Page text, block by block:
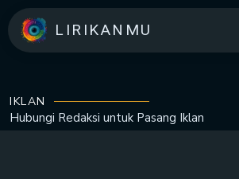
LIRIKANMU
IKLAN
Hubungi Redaksi untuk Pasang Iklan